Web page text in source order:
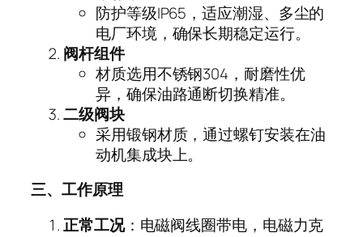
防护等级IP65 ，适应潮湿、多尘的
电厂环境，确保长期稳定运行。
阀杆组件
材质选用不锈钢304 ，耐磨性优
异，确保油路通断切换精准。
二级阀块
采用锻钢材质，通过螺钉安装在油
动机集成块上。
三、工作原理
正常工况：电磁阀线圈带电，电磁力克